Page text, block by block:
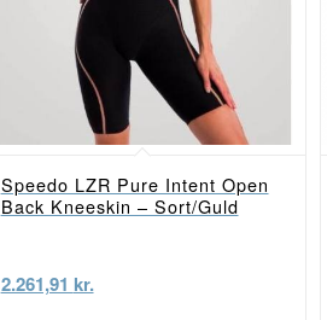
Speedo LZR Pure Intent Open
Back Kneeskin – Sort/Guld
2.261,91 kr.